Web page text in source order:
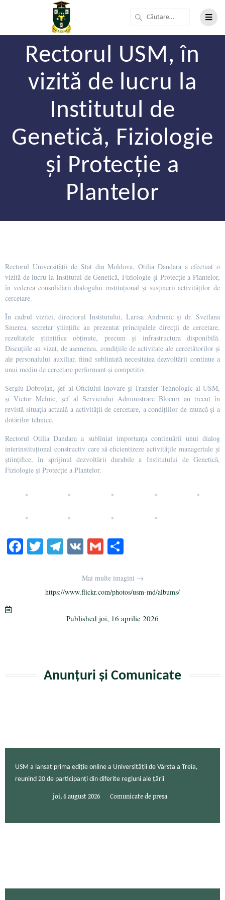
Rectorul USM, în
vizită de lucru la
Institutul de
Genetică, Fiziologie
și Protecție a
Plantelor
Rectorul Universității de Stat din Moldova, Otilia Dandara a efectuat o
vizită de lucru la Institutul de Genetică, Fiziologie și Protecție a Plantelor,
în vederea consolidării dialogului instituțional și susținerii activităților de
cercetare.
În cadrul vizitei, directorul Institutului, Larisa Andronic și dr. Svetlana
Smerea, secretar științific au prezentat principalele direcții de cercetare,
rezultatele științifice obținute, precum și infrastructura disponibilă.
Discuțiile au vizat, de asemenea, condițiile de activitate ale cercetătorilor și
ale personalului auxiliar, fiind subliniată necesitatea dezvoltării continue a
unui mediu de cercetare performant și competitiv.
Sergiu Dobrojan, șef al Oficiului Inovare și Transfer Tehnologic al USM,
și Victor Melnic, șef al Serviciului Administrare Blocuri au trecut în
revistă situația actuală a activității de cercetare, a condițiilor de muncă și a
dotărilor tehnice.
Rectorul Otilia Dandara a subliniat importanța continuării unui dialog
interinstituțional constructiv care să eficientizeze activitățile manageriale și
științifice, în sprijinul dezvoltării durabile a Institutului de Genetică,
Fiziologie și Protecție a Plantelor.
Fa T
r
Te
a
m
V G
ailaj
ea
ză
Mai multe imagini →
https://www.flickr.com/photos/usm-md/albums/
Published joi, 16 aprilie 2026
Anunțuri și Comunicate
USM a lansat prima ediție online a Universității de Vârsta a Treia,
reunind 20 de participanți din diferite regiuni ale țării
joi, 6 august 2026 Comunicate de presa